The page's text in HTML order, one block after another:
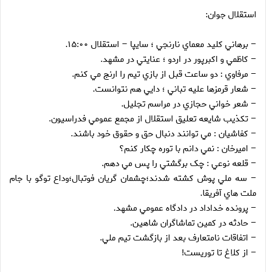
استقلال جوان:
– برهاني کليد معماي نارنجي ؛ سايپا – استقلال ۱۵:۰۰.
– کاظمي و اکبرپور در اردو ؛ عنايتي در مشهد.
– مرفاوي : دو ساعت قبل از بازي تيم را ارنج مي کنم.
– شعار قرمزها عليه تباني ؛ دايي هم نتوانست.
– شعر خواني حجازي در مراسم تجليل.
– تکذيب شايعه تعليق استقلال از مجمع عمومي فدراسيون.
– کفاشيان : مي توانند دنبال حق و حقوق خود باشند.
– اميرخان : نمي دانم با توره چکار کنم؟
– قلعه نوعي : چک برگشتي را پس مي دهم.
– سه ملي پوش کشته شدند؛چشمان گريان فوتبال؛وداع توگو با جام
ملت هاي آفريقا.
– پرونده خداداد در دادگاه عمومي مشهد.
– حادثه در کمين تماشاگران شاهين.
– اتفاقات نامتعارف بعد از بازگشت تيم ملي.
– از کلاغ تا توريست!